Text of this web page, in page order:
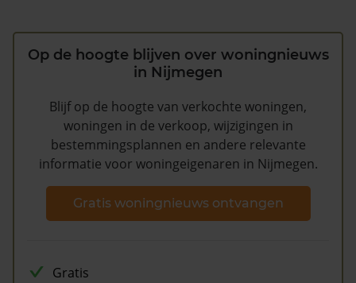
Op de hoogte blijven over woningnieuws
in Nijmegen
Blijf op de hoogte van verkochte woningen,
woningen in de verkoop, wijzigingen in
bestemmingsplannen en andere relevante
informatie voor woningeigenaren in Nijmegen.
Gratis woningnieuws ontvangen
Gratis